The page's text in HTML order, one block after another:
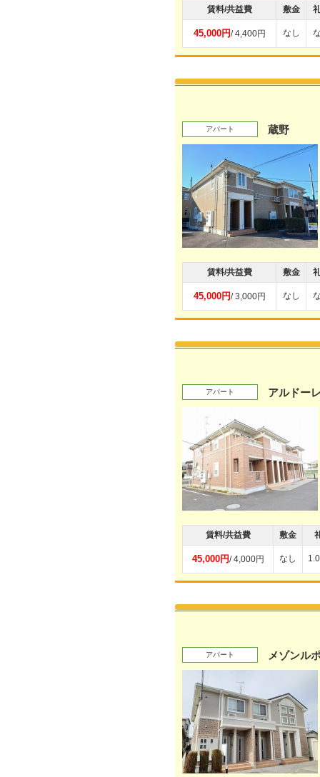
賃料/共益費 敷金
45,000円/ 4,400円 なし
アパート 蔵野
賃料/共益費 敷金
45,000円/ 3,000円 なし
アパート アルドー
賃料/共益費 敷金
45,000円/ 4,000円 なし
アパート メゾンル